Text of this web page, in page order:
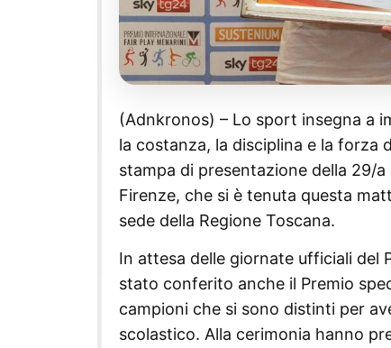
(Adnkronos) – Lo sport insegna a
la costanza, la disciplina e la forza
stampa di presentazione della 29/
Firenze, che si è tenuta questa
sede della Regione Toscana.
In attesa delle giornate ufficiali del
stato conferito anche il Premio
campioni che si sono distinti per
scolastico. Alla cerimonia hanno